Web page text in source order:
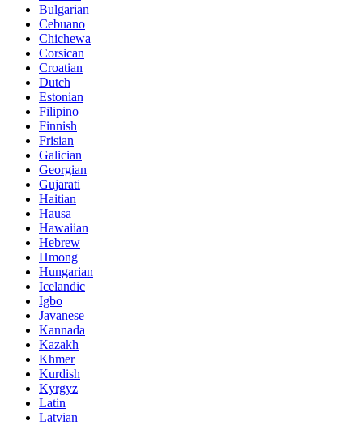
Bulgarian
Cebuano
Chichewa
Corsican
Croatian
Dutch
Estonian
Filipino
Finnish
Frisian
Galician
Georgian
Gujarati
Haitian
Hausa
Hawaiian
Hebrew
Hmong
Hungarian
Icelandic
Igbo
Javanese
Kannada
Kazakh
Khmer
Kurdish
Kyrgyz
Latin
Latvian